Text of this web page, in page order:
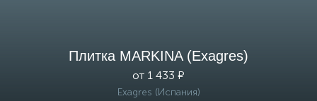
Плитка MARKINA (Exagres)
от 1 433 ₽
Exagres (Испания)